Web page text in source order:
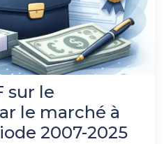
sur le
le marché à
2007-2025